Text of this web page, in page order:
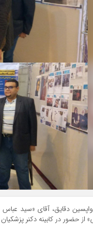
دقایق، آقای «سید عباس
از حضور در کابینه دکنر